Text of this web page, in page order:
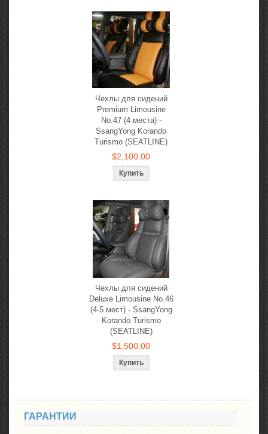
Чехлы для сидений
Premium Limousine
No.47 (4 места) -
SsangYong Korando
Turismo (SEATLINE)
$2,100.00
Чехлы для сидений
Deluxe Limousine No.46
(4-5 мест) - SsangYong
Korando Turismo
(SEATLINE)
$1,500.00
ГАРАНТИИ